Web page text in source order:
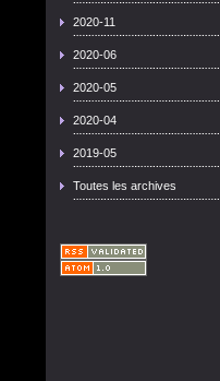
2020-11
2020-06
2020-05
2020-04
2019-05
Toutes les archives